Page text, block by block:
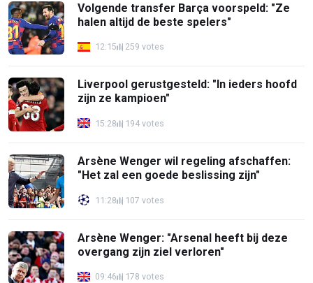
Volgende transfer Barça voorspeld: "Ze
halen altijd de beste spelers"
12:15 259 votes
Liverpool gerustgesteld: "In ieders hoofd
zijn ze kampioen"
15:28 194 votes
Arsène Wenger wil regeling afschaffen:
"Het zal een goede beslissing zijn"
11:28 107 votes
Arsène Wenger: "Arsenal heeft bij deze
overgang zijn ziel verloren"
09:46 178 votes